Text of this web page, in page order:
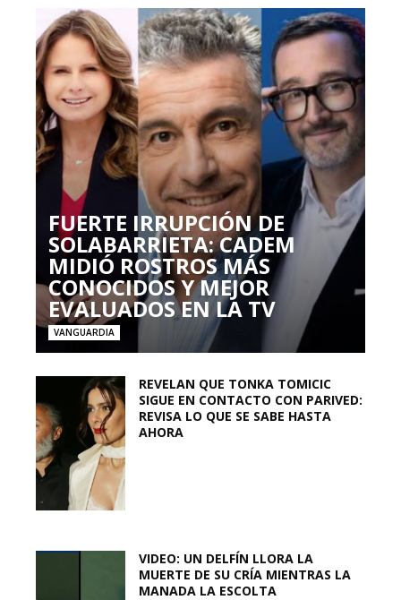
FUERTE IRRUPCIÓN DE
SOLABARRIETA: CADEM
MIDIÓ ROSTROS MÁS
CONOCIDOS Y MEJOR
EVALUADOS EN LA TV
VANGUARDIA
REVELAN QUE TONKA TOMICIC
SIGUE EN CONTACTO CON PARIVED:
REVISA LO QUE SE SABE HASTA
AHORA
VIDEO: UN DELFÍN LLORA LA
MUERTE DE SU CRÍA MIENTRAS LA
MANADA LA ESCOLTA